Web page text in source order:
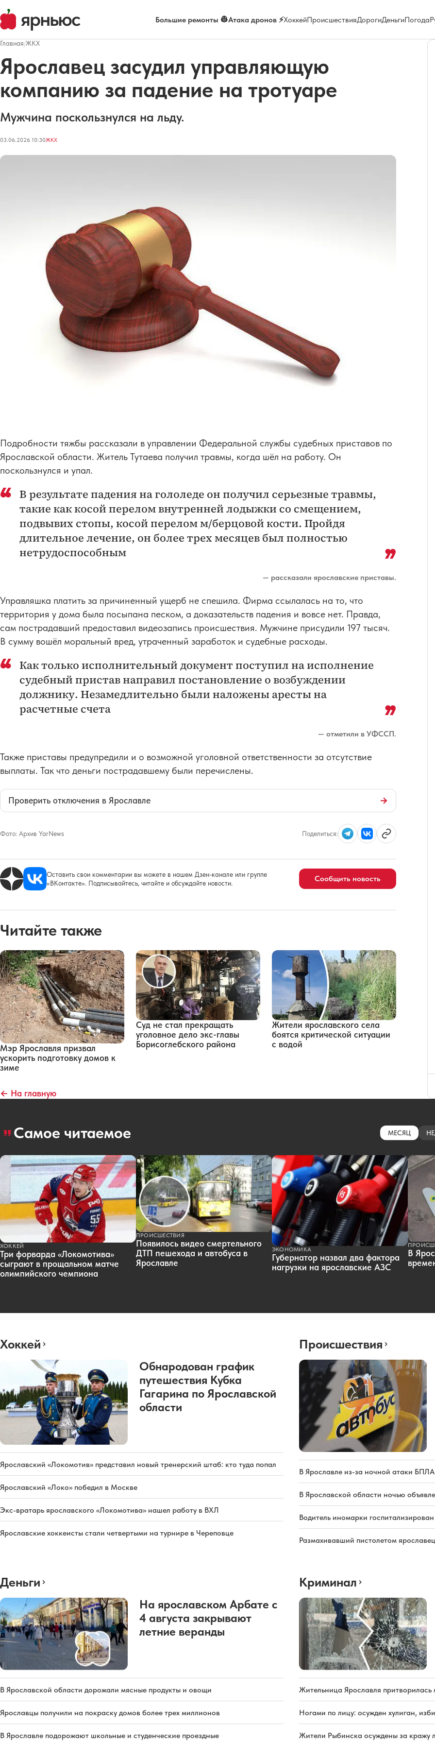
Большие ремонты 👷Атака дронов ⚡ХоккейПроисшествияДорогиДеньгиПогода
Главная/ЖКХ
Ярославец засудил управляющую
компанию за падение на тротуаре
Мужчина поскользнулся на льду.
03.06.2026 10:30ЖКХ
Подробности тяжбы рассказали в управлении Федеральной службы судебных приставов по
Ярославской области. Житель Тутаева получил травмы, когда шёл на работу. Он
поскользнулся и упал.
В результате падения на гололеде он получил серьезные травмы,
такие как косой перелом внутренней лодыжки со смещением,
подвывих стопы, косой перелом м/берцовой кости. Пройдя
длительное лечение, он более трех месяцев был полностью
нетрудоспособным
— рассказали ярославские приставы.
Управляшка платить за причиненный ущерб не спешила. Фирма ссылалась на то, что
территория у дома была посыпана песком, а доказательств падения и вовсе нет. Правда,
сам пострадавший предоставил видеозапись происшествия. Мужчине присудили 197 тысяч.
В сумму вошёл моральный вред, утраченный заработок и судебные расходы.
Как только исполнительный документ поступил на исполнение
судебный пристав направил постановление о возбуждении
должнику. Незамедлительно были наложены аресты на
расчетные счета
— отметили в УФССП.
Также приставы предупредили и о возможной уголовной ответственности за отсутствие
выплаты. Так что деньги пострадавшему были перечислены.
Проверить отключения в Ярославле →
Фото: Архив YarNews Поделиться:
Оставить свои комментарии вы можете в нашем Дзен-канале или группе
«ВКонтакте». Подписывайтесь, читайте и обсуждайте новости.
Сообщить новость
Читайте также
Мэр Ярославля призвал
ускорить подготовку домов к
зиме
Суд не стал прекращать
уголовное дело экс-главы
Борисоглебского района
Жители ярославского села
боятся критической ситуации
с водой
← На главную
Самое читаемое МЕСЯЦ
ХОККЕЙ
Три форварда «Локомотива»
сыграют в прощальном матче
олимпийского чемпиона
ПРОИСШЕСТВИЯ
Появилось видео смертельного
ДТП пешехода и автобуса в
Ярославле
ЭКОНОМИКА
Губернатор назвал два фактора
нагрузки на ярославские АЗС
В
Хоккей
Обнародован график
путешествия Кубка
Гагарина по Ярославской
области
Ярославский «Локомотив» представил новый тренерский штаб: кто туда попал
Ярославский «Локо» победил в Москве
Экс-вратарь ярославского «Локомотива» нашел работу в ВХЛ
Ярославские хоккеисты стали четвертыми на турнире в Череповце
Происшествия
В Ярославле из-за ночной атаки
В Ярославской области ночью
Водитель иномарки
Размахивавший пистолетом
Деньги
На ярославском Арбате с
4 августа закрывают
летние веранды
В Ярославской области дорожали мясные продукты и овощи
Ярославцы получили на покраску домов более трех миллионов
В Ярославле подорожают школьные и студенческие проездные
Криминал
Жительница Ярославля
Ногами по лицу: осужден хулиган,
Жители Рыбинска осуждены за кражу